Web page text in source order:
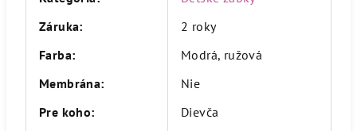
Záruka:
2 roky
Farba:
Modrá, ružová
Membrána:
Nie
Pre koho:
Dievča